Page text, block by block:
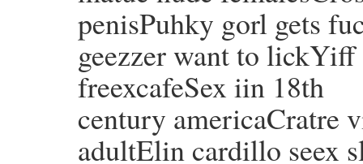
penisPuhky gorl gets
geezzer want to
freexcafeSex iin 18th
century americaCratre
adultElin cardillo seex